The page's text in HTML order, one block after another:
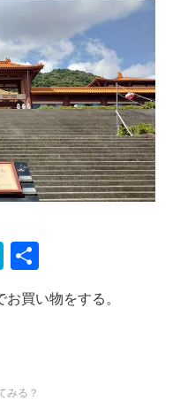
Hatena
有
買い物をする。
みる？